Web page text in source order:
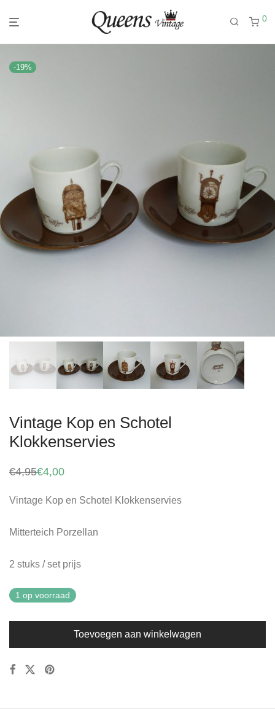
0
-19%
Vintage Kop en Schotel
Klokkenservies
€4,95
Oorspronkelijke
€4,95.
€4,00
Huidige
€4,00.
Vintage Kop en Schotel Klokkenservies
Mitterteich Porzellan
2 stuks / set prijs
1 op voorraad
Toevoegen aan winkelwagen